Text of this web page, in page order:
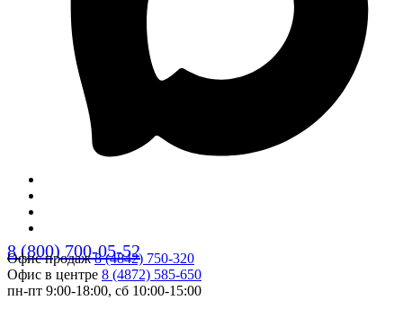
8 (800) 700-05-52
Офис продаж8 (4842) 750-320
Офис в центре 8 (4872) 585-650
пн-пт 9:00-18:00, сб 10:00-15:00